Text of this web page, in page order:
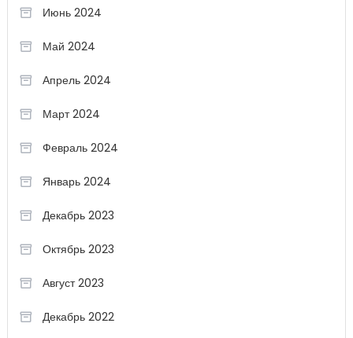
Июнь 2024
Май 2024
Апрель 2024
Март 2024
Февраль 2024
Январь 2024
Декабрь 2023
Октябрь 2023
Август 2023
Декабрь 2022